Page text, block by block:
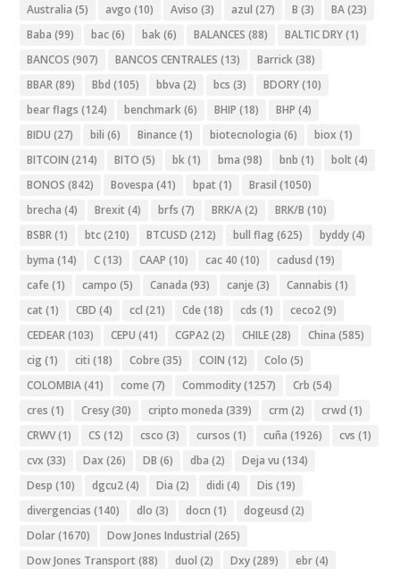
Australia (5) avgo (10) Aviso (3) azul (27) B (3) BA(23)
Baba (99) bac(6) bak(6) BALANCES (88) BALTIC DRY(1)
BANCOS (907) BANCOS CENTRALES (13) Barrick(38)
BBAR(89) Bbd (105) bbva (2) bcs (3) BDORY(10)
bear flags (124) benchmark(6) BHIP (18) BHP (4)
BIDU (27) bili (6) Binance (1) biotecnologia (6) biox (1)
BITCOIN (214) BITO (5) bk(1) bma (98) bnb (1) bolt (4)
BONOS (842) Bovespa (41) bpat (1) Brasil (1050)
brecha (4) Brexit (4) brfs (7) BRK/A(2) BRK/B (10)
BSBR(1) btc(210) BTCUSD (212) bull flag (625) byddy(4)
byma (14) C(13) CAAP (10) cac 40 (10) cadusd (19)
cafe (1) campo (5) Canada (93) canje (3) Cannabis (1)
cat (1) CBD (4) ccl (21) Cde (18) cds (1) ceco2(9)
CEDEAR(103) CEPU (41) CGPA2(2) CHILE(28) China (585)
cig (1) citi (18) Cobre (35) COIN (12) Colo (5)
COLOMBIA(41) come (7) Commodity(1257) Crb (54)
cres (1) Cresy(30) cripto moneda (339) crm (2) crwd (1)
CRWV(1) CS (12) csco (3) cursos (1) cuña (1926) cvs (1)
cvx (33) Dax (26) DB (6) dba (2) Deja vu (134)
Desp (10) dgcu2(4) Dia (2) didi (4) Dis (19)
divergencias (140) dlo (3) docn (1) dogeusd (2)
Dolar(1670) Dow Jones Industrial (265)
Dow Jones Transport (88) duol (2) Dxy(289) ebr(4)